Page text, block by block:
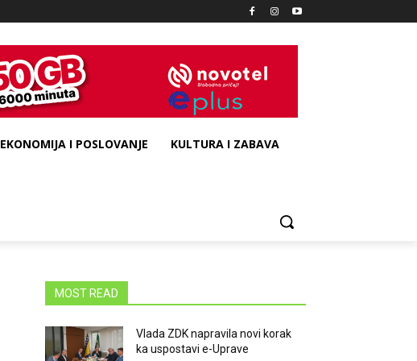
EKONOMIJA I POSLOVANJE KULTURA I ZABAVA
MOST READ
Vlada ZDK napravila novi korak
ka uspostavi e-Uprave